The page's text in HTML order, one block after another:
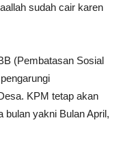
sudah cair karen
(Pembatasan Sosial
KPM tetap akan
bulan yakni Bulan April,